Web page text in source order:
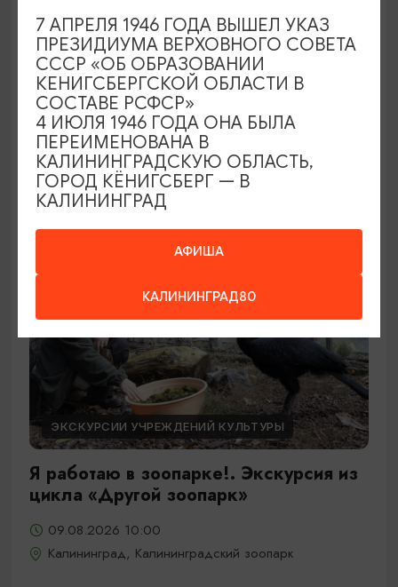
КОНЦЕРТЫ
Звучащие сады
09.08.2026 18:00
Калининград, Собор на острове Канта
ОТ 500₽
ЭКСКУРСИИ УЧРЕЖДЕНИЙ КУЛЬТУРЫ
Я работаю в зоопарке!. Экскурсия из
цикла «Другой зоопарк»
09.08.2026 10:00
Калининград, Калининградский зоопарк
АФИША
КАЛИНИНГРАД80
7 АПРЕЛЯ 1946 ГОДА ВЫШЕЛ УКАЗ
ПРЕЗИДИУМА ВЕРХОВНОГО СОВЕТА
СССР «ОБ ОБРАЗОВАНИИ
КЕНИГСБЕРГСКОЙ ОБЛАСТИ В
СОСТАВЕ РСФСР»
4 ИЮЛЯ 1946 ГОДА ОНА БЫЛА
ПЕРЕИМЕНОВАНА В
КАЛИНИНГРАДСКУЮ ОБЛАСТЬ,
ГОРОД КЁНИГСБЕРГ — В
КАЛИНИНГРАД